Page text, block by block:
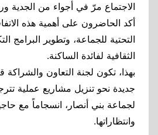
الاجتماع مرّ في أجواء من الجدية
أكد الحاضرون على أهمية هذه
التحتية للجماعة، وتطوير البرامج
الثقافية لفائدة الساكنة.
بهذا، تكون لجنة التعاون
جديدة نحو تنزيل مشاريع عملية
لجماعة بني أنصار، انسجاماً مع
وانتظاراتها.